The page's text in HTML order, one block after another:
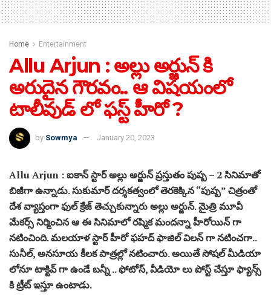
Home Entertainment
Allu Arjun : అల్లు అర్జున్ కి
అరుదైన గౌరవం.. ఆ విషయంలో
టాలీవుడ్ లో ఫస్ట్ హీరో ?
by Sowmya January 20, 2023
Allu Arjun : ఐకాన్ స్టార్ అల్లు అర్జున్ ప్రస్తుతం పుష్ప – 2 సినిమాతో
బిజీగా ఉన్నాడు. సుకుమార్ దర్శకత్వంలో తెరకెక్కిన “పుష్ప” చిత్రంతో
దేశ వ్యాప్తంగా ఫుల్ క్రేజ్ తెచ్చుకున్నారు అల్లు అర్జున్. మైత్రి మూవీ
మేకర్స్ నిర్మించిన ఆ ఈ సినిమాలో రష్మిక మందన్నా హీరోయిన్ గా
నటించింది. మలయాళ స్టార్ హీరో ఫహద్ ఫాజిల్ విలన్ గా నటించగా..
సునీల్, అనసూయ కీలక పాత్రల్లో నటించారు. అయితే సోషల్ మీడియా
లోనూ టాక్టివ్ గా ఉండే బన్నీ .. ఫోటోస్, వీడియో లు పోస్ట్ చేస్తూ ఫ్యాన్స్
కి ట్రీట్ ఇస్తూ ఉంటాడు.